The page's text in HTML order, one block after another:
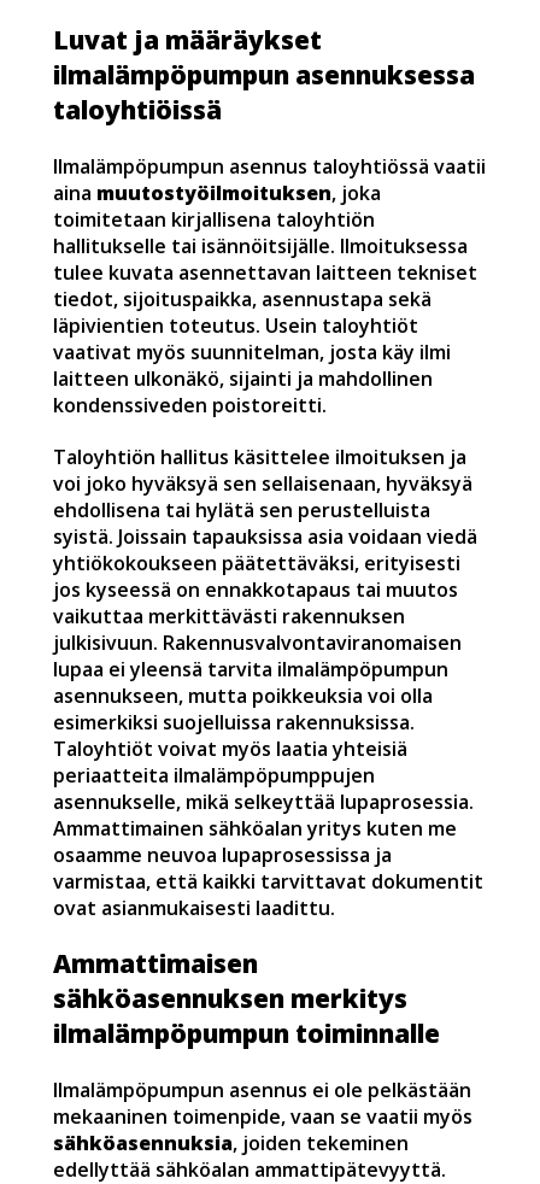
Luvat ja määräykset
ilmalämpöpumpun asennuksessa
taloyhtiöissä
Ilmalämpöpumpun asennus taloyhtiössä vaatii
aina muutostyöilmoituksen, joka
toimitetaan kirjallisena taloyhtiön
hallitukselle tai isännöitsijälle. Ilmoituksessa
tulee kuvata asennettavan laitteen tekniset
tiedot, sijoituspaikka, asennustapa sekä
läpivientien toteutus. Usein taloyhtiöt
vaativat myös suunnitelman, josta käy ilmi
laitteen ulkonäkö, sijainti ja mahdollinen
kondenssiveden poistoreitti.
Taloyhtiön hallitus käsittelee ilmoituksen ja
voi joko hyväksyä sen sellaisenaan, hyväksyä
ehdollisena tai hylätä sen perustelluista
syistä. Joissain tapauksissa asia voidaan viedä
yhtiökokoukseen päätettäväksi, erityisesti
jos kyseessä on ennakkotapaus tai muutos
vaikuttaa merkittävästi rakennuksen
julkisivuun. Rakennusvalvontaviranomaisen
lupaa ei yleensä tarvita ilmalämpöpumpun
asennukseen, mutta poikkeuksia voi olla
esimerkiksi suojelluissa rakennuksissa.
Taloyhtiöt voivat myös laatia yhteisiä
periaatteita ilmalämpöpumppujen
asennukselle, mikä selkeyttää lupaprosessia.
Ammattimainen sähköalan yritys kuten me
osaamme neuvoa lupaprosessissa ja
varmistaa, että kaikki tarvittavat dokumentit
ovat asianmukaisesti laadittu.
Ammattimaisen
sähköasennuksen merkitys
ilmalämpöpumpun toiminnalle
Ilmalämpöpumpun asennus ei ole pelkästään
mekaaninen toimenpide, vaan se vaatii myös
sähköasennuksia, joiden tekeminen
edellyttää sähköalan ammattipätevyyttä.